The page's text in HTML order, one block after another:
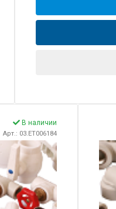
В наличии
Арт.: 03.ET006184